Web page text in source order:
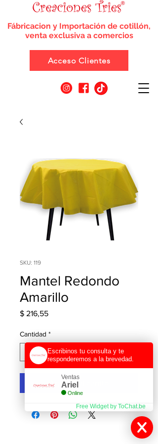
Fábricacion y Importación de cotillón,
venta exclusiva a comercios
Acceso Clientes
SKU: 119
Mantel Redondo
Amarillo
$ 216,55Precio
Cantidad *
Agregar al carrito
Escribinos tu consulta y te
responderemos a la brevedad.
Ventas
Ariel
Online
Free Widget by ToChat.be